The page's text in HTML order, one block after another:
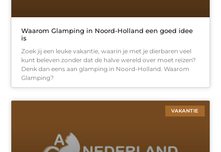
Waarom Glamping in Noord-Holland een goed idee
is
Zoek jij een leuke vakantie, waarin je met je dierbaren veel
kunt beleven zonder dat de halve wereld over moet reizen?
Denk dan eens aan glamping in Noord-Holland. Waarom
Glamping?
VAKANTIE